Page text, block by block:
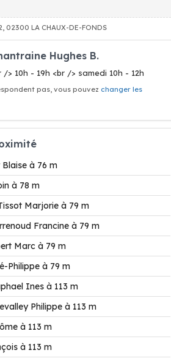
LA CHAUX-DE-FONDS
Hughes B.
> 10h - 19h <br /> samedi 10h - 12h
pas, vous pouvez changer les
à 76 m
à 78 m
Marjorie à 79 m
Francine à 79 m
Marc à 79 m
Philippe à 79 m
Ines à 113 m
Philippe à 113 m
à 113 m
à 113 m